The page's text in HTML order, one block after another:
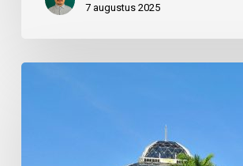
7 augustus 2025